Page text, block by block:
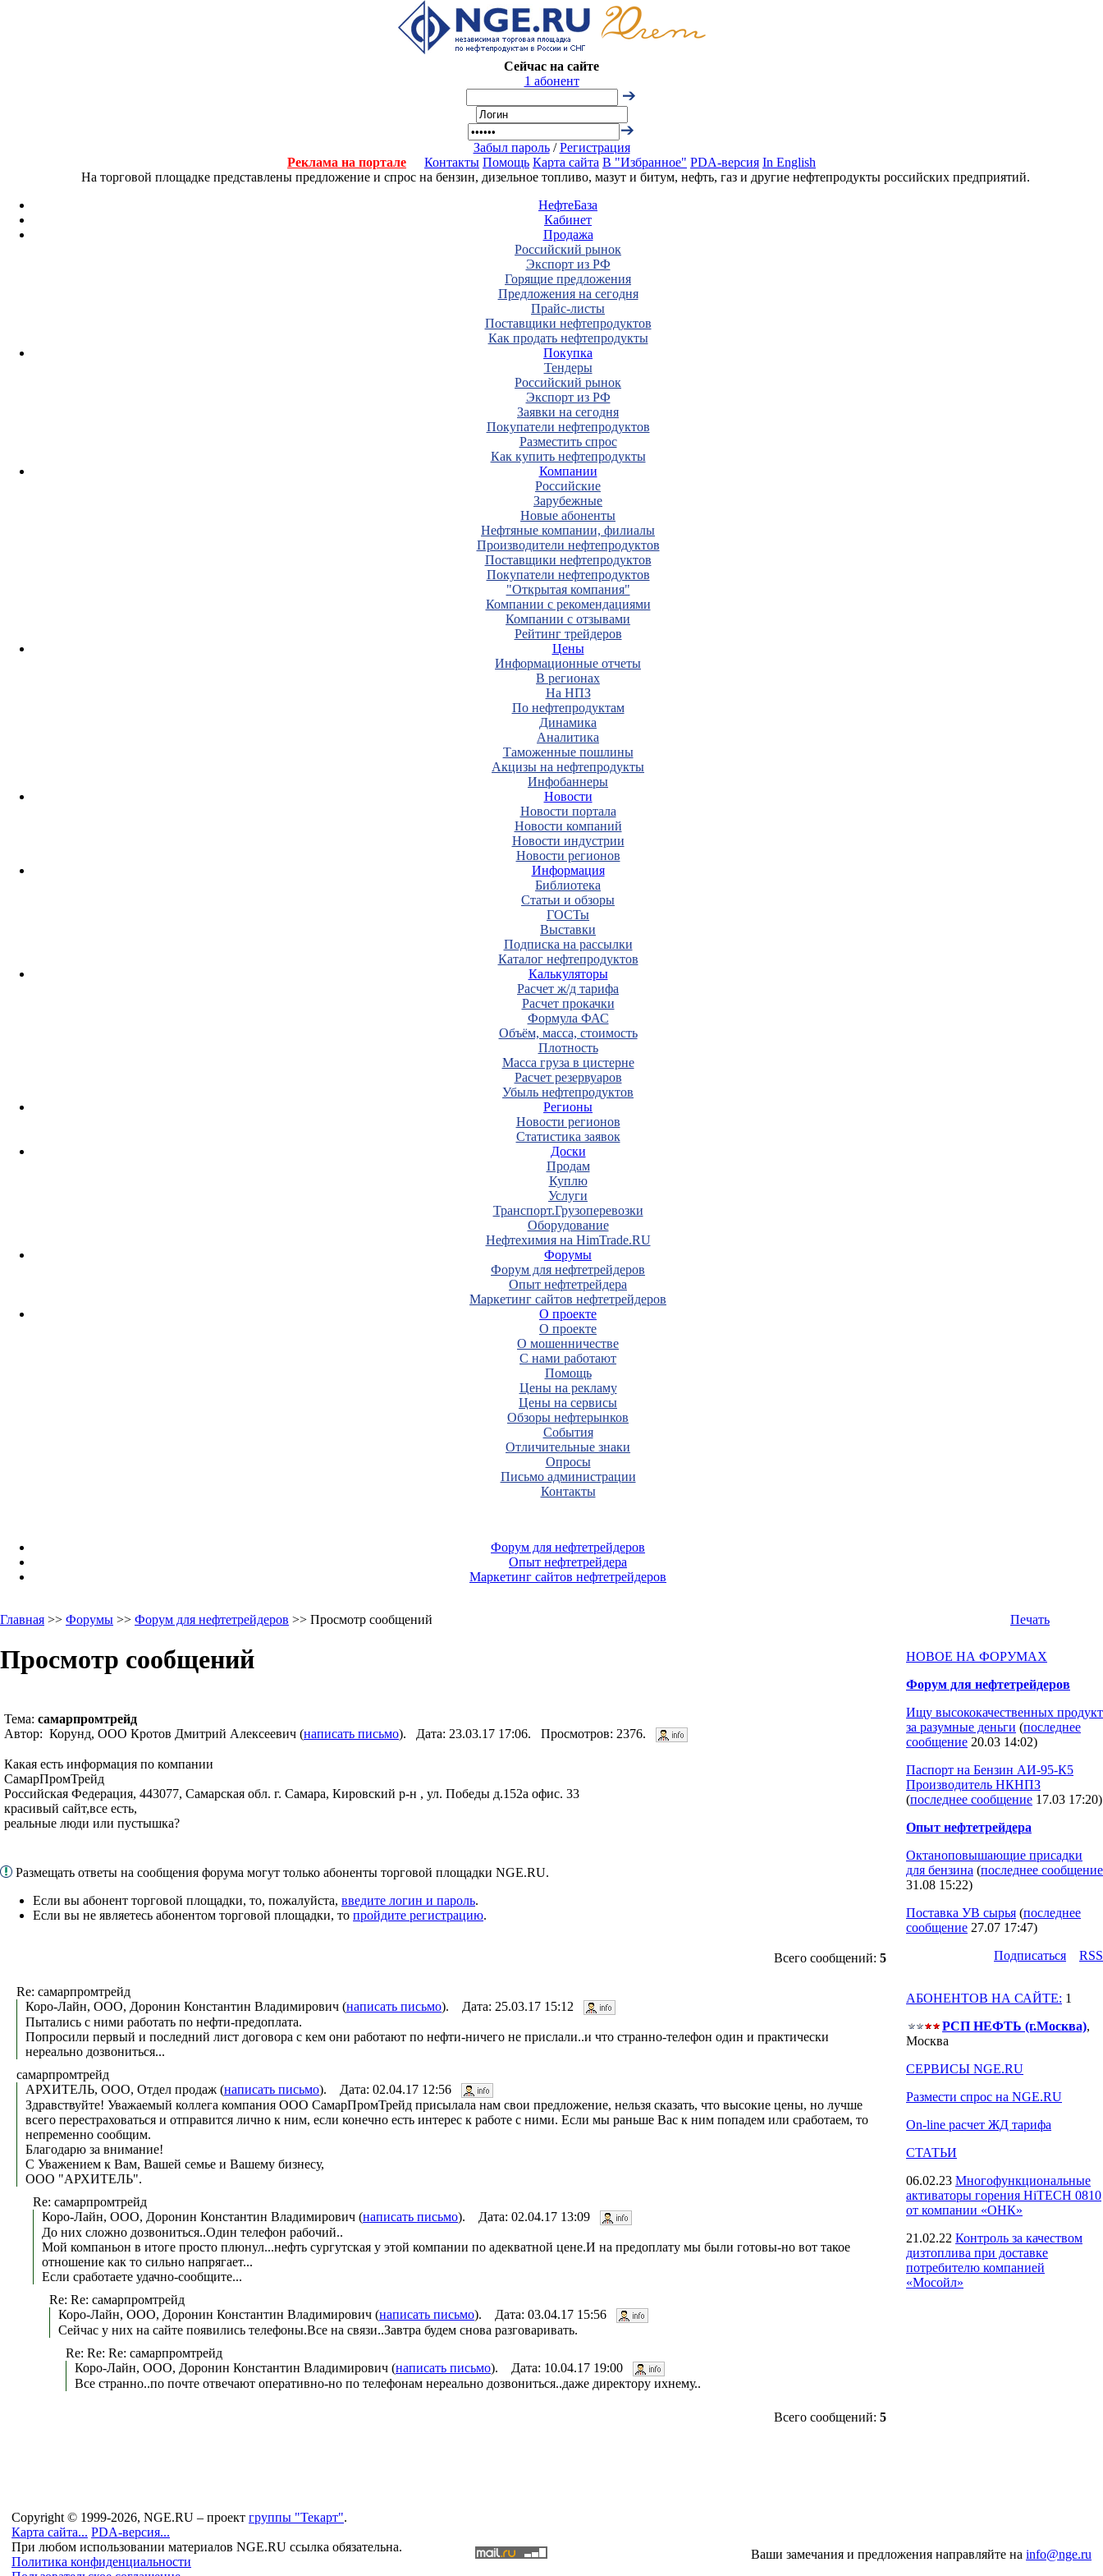
Сейчас на сайте
1 абонент
Забыл пароль/Регистрация
Реклама на портале
Контакты Помощь Карта сайта В "Избранное" PDA-версия In English
На торговой площадке представлены предложение и спрос на бензин, дизельное топливо, мазут и битум, нефть, газ и другие нефтепродукты российских предприятий.
НефтеБаза
Кабинет
Продажа
Российский рынок
Экспорт из РФ
Горящие предложения
Предложения на сегодня
Прайс-листы
Поставщики нефтепродуктов
Как продать нефтепродукты
Покупка
Тендеры
Российский рынок
Экспорт из РФ
Заявки на сегодня
Покупатели нефтепродуктов
Разместить спрос
Как купить нефтепродукты
Компании
Российские
Зарубежные
Новые абоненты
Нефтяные компании, филиалы
Производители нефтепродуктов
Поставщики нефтепродуктов
Покупатели нефтепродуктов
"Открытая компания"
Компании с рекомендациями
Компании с отзывами
Рейтинг трейдеров
Цены
Информационные отчеты
В регионах
На НПЗ
По нефтепродуктам
Динамика
Аналитика
Таможенные пошлины
Акцизы на нефтепродукты
Инфобаннеры
Новости
Новости портала
Новости компаний
Новости индустрии
Новости регионов
Информация
Библиотека
Статьи и обзоры
ГОСТы
Выставки
Подписка на рассылки
Каталог нефтепродуктов
Калькуляторы
Расчет ж/д тарифа
Расчет прокачки
Формула ФАС
Объём, масса, стоимость
Плотность
Масса груза в цистерне
Расчет резервуаров
Убыль нефтепродуктов
Регионы
Новости регионов
Статистика заявок
Доски
Продам
Куплю
Услуги
Транспорт.Грузоперевозки
Оборудование
Нефтехимия на HimTrade.RU
Форумы
Форум для нефтетрейдеров
Опыт нефтетрейдера
Маркетинг сайтов нефтетрейдеров
О проекте
О проекте
О мошенничестве
С нами работают
Помощь
Цены на рекламу
Цены на сервисы
Обзоры нефтерынков
События
Отличительные знаки
Опросы
Письмо администрации
Контакты
Форум для нефтетрейдеров
Опыт нефтетрейдера
Маркетинг сайтов нефтетрейдеров
Главная >> Форумы >> Форум для нефтетрейдеров >> Просмотр сообщений Печать
Просмотр сообщений
Тема: самарпромтрейд
Автор: Корунд, ООО Кротов Дмитрий Алексеевич (написать письмо). Дата: 23.03.17 17:06. Просмотров: 2376.
Какая есть информация по компании
СамарПромТрейд
Российская Федерация, 443077, Самарская обл. г. Самара, Кировский р-н , ул. Победы д.152а офис. 33
красивый сайт,все есть,
реальные люди или пустышка?
Размещать ответы на сообщения форума могут только абоненты торговой площадки NGE.RU.
Если вы абонент торговой площадки, то, пожалуйста, введите логин и пароль.
Если вы не являетесь абонентом торговой площадки, то пройдите регистрацию.
Всего сообщений: 5
Re: самарпромтрейд
Коро-Лайн, ООО, Доронин Константин Владимирович (написать письмо). Дата: 25.03.17 15:12
Пытались с ними работать по нефти-предоплата.
Попросили первый и последний лист договора с кем они работают по нефти-ничего не прислали..и что странно-телефон один и практически
нереально дозвониться...
самарпромтрейд
АРХИТЕЛЬ, ООО, Отдел продаж (написать письмо). Дата: 02.04.17 12:56
Здравствуйте! Уважаемый коллега компания ООО СамарПромТрейд присылала нам свои предложение, нельзя сказать, что высокие цены, но лучше
всего перестраховаться и отправится лично к ним, если конечно есть интерес к работе с ними. Если мы раньше Вас к ним попадем или сработаем, то
непременно сообщим.
Благодарю за внимание!
С Уважением к Вам, Вашей семье и Вашему бизнесу,
ООО "АРХИТЕЛЬ".
Re: самарпромтрейд
Коро-Лайн, ООО, Доронин Константин Владимирович (написать письмо). Дата: 02.04.17 13:09
До них сложно дозвониться..Один телефон рабочий..
Мой компаньон в итоге просто плюнул...нефть сургутская у этой компании по адекватной цене.И на предоплату мы были готовы-но вот такое
отношение как то сильно напрягает...
Если сработаете удачно-сообщите...
Re: Re: самарпромтрейд
Коро-Лайн, ООО, Доронин Константин Владимирович (написать письмо). Дата: 03.04.17 15:56
Сейчас у них на сайте появились телефоны.Все на связи..Завтра будем снова разговаривать.
Re: Re: Re: самарпромтрейд
Коро-Лайн, ООО, Доронин Константин Владимирович (написать письмо). Дата: 10.04.17 19:00
Все странно..по почте отвечают оперативно-но по телефонам нереально дозвониться..даже директору ихнему..
Всего сообщений: 5
НОВОЕ НА ФОРУМАХ
Форум для нефтетрейдеров
Ищу высококачественных продукт
за разумные деньги (последнее
сообщение 20.03 14:02)
Паспорт на Бензин АИ-95-К5
Производитель НКНПЗ
(последнее сообщение 17.03 17:20)
Опыт нефтетрейдера
Октаноповышающие присадки
для бензина (последнее сообщение
31.08 15:22)
Поставка УВ сырья (последнее
сообщение 27.07 17:47)
Подпиcаться
RSS
АБОНЕНТОВ НА САЙТЕ: 1
РСП НЕФТЬ (г.Москва),
Москва
СЕРВИСЫ NGE.RU
Размести спрос на NGE.RU
On-line расчет ЖД тарифа
СТАТЬИ
06.02.23 Многофункциональные
активаторы горения HiTECH 0810
от компании «ОНК»
21.02.22 Контроль за качеством
дизтоплива при доставке
потребителю компанией
«Мосойл»
Copyright © 1999-2026, NGE.RU – проект группы "Текарт".
Карта сайта... PDA-версия...
При любом использовании материалов NGE.RU ссылка обязательна.
Политика конфиденциальности
Ваши замечания и предложения направляйте на info@nge.ru